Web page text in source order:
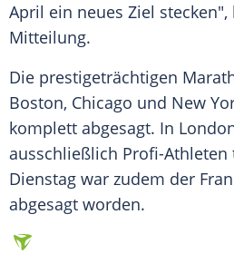
April ein neues Ziel
Mitteilung.
Die prestigeträchtigen
Boston, Chicago und New
komplett abgesagt. In
ausschließlich Profi-
Dienstag war zudem der
abgesagt worden.